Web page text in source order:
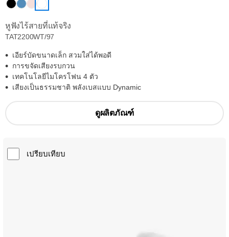
หูฟังไร้สายที่แท้จริง
TAT2200WT/97
เอียร์บัดขนาดเล็ก สวมใส่ได้พอดี
การขจัดเสียงรบกวน
เทคโนโลยีไมโครโฟน 4 ตัว
เสียงเป็นธรรมชาติ พลังเบสแบบ Dynamic
ดูผลิตภัณฑ์
เปรียบเทียบ